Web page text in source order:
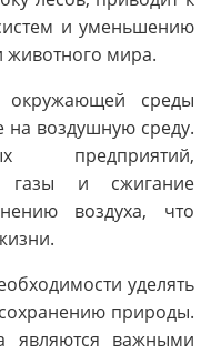
и уменьшению
животного мира.
окружающей среды
на воздушную среду.
предприятий,
газы и сжигание
воздуха, что
уделять
природы.
являются важными